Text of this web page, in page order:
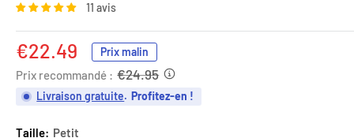
11 avis
Prix
réduit
€22.49 Prix malin
Prix recommandé : €24.95
Livraison gratuite. Profitez-en !
Taille: Petit